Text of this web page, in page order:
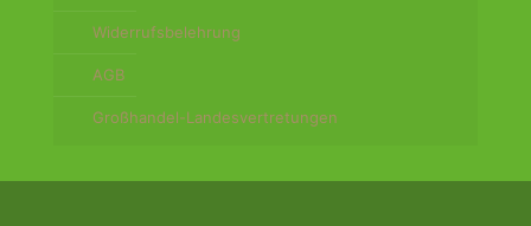
Widerrufsbelehrung
AGB
Großhandel-Landesvertretungen